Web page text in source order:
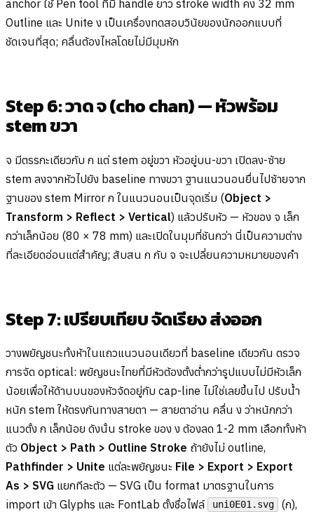
anchor ใช้ Pen tool ที่มี handle ยาว stroke width คง 32 mm
Outline และ Unite ง เป็นเครื่องทดสอบวินัยของนักออกแบบที่
ชัดเจนที่สุด; คลื่นต้องไหลโดยไม่มีมุมหัก
Step 6: วาด จ (cho chan) — หัวพร้อม
stem ขวา
จ มีตรรกะเดียวกับ ก แต่ stem อยู่ขวา หัวอยู่บน-ขวา เปิดลง-ซ้าย
stem ลงจากหัวไปยัง baseline ทางขวา ฐานแนวนอนยื่นไปซ้ายจาก
ฐานของ stem Mirror ก ในแนวนอนเป็นจุดเริ่ม (Object >
Transform > Reflect > Vertical) แล้วปรับหัว — หัวของ จ เล็ก
กว่าเล็กน้อย (80 × 78 mm) และเปิดในมุมที่ชันกว่า นี่เป็นความต่าง
ที่ละเอียดอ่อนแต่สำคัญ; สับสน ก กับ จ จะเปลี่ยนความหมายของคำ
Step 7: เปรียบเทียบ จัดเรียง ส่งออก
วางพยัญชนะทั้งห้าในแถวแนวนอนเดียวที่ baseline เดียวกัน ตรวจ
การจัด optical: พยัญชนะไทยที่มีหัวต้องตั้งต่ำกว่ารูปแบบไม่มีหัวเล็ก
น้อยเพื่อให้ด้านบนของหัวจัดอยู่กับ cap-line ไม่ใช่เลยขึ้นไป ปรับน้ำ
หนัก stem ให้ตรงกันทางสายตา — สายตาอ่าน คลื่น ง ว่าหนักกว่า
แนวตั้ง ก เล็กน้อย ดังนั้น stroke ของ ง ต้องลด 1-2 mm เลือกทั้งห้า
ตัว Object > Path > Outline Stroke ถ้ายังไม่ outline,
Pathfinder > Unite แต่ละพยัญชนะ File > Export > Export
As > SVG แยกทีละตัว — SVG เป็น format มาตรฐานในการ
import เข้า Glyphs และ FontLab ตั้งชื่อไฟล์
uni0E01.svg (ก),